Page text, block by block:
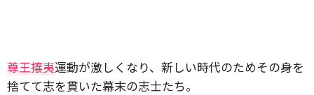
尊王攘夷運動が激しくなり、新しい時代のためその身を
捨てて志を貫いた幕末の志士たち。